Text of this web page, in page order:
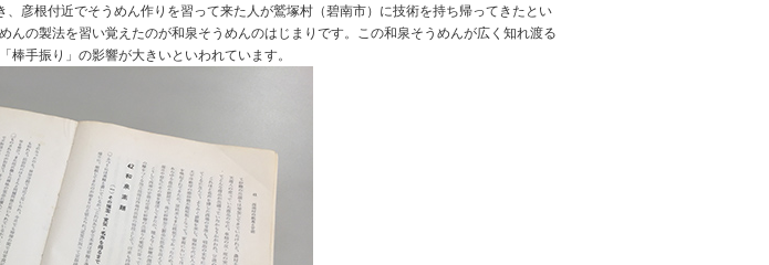
彦根付近でそうめん作りを習って来た人が鷲塚村（碧南市）に技術を持ち帰ってきたとい
んの製法を習い覚えたのが和泉そうめんのはじまりです。この和泉そうめんが広く知れ渡る
棒手振り」の影響が大きいといわれています。